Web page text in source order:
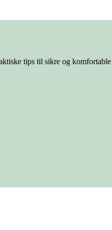
tips til sikre og komfortable